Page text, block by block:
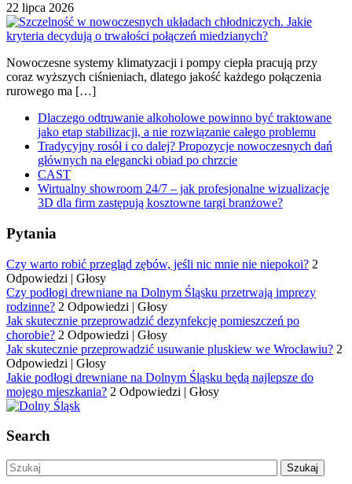
22 lipca 2026
Nowoczesne systemy klimatyzacji i pompy ciepła pracują przy
coraz wyższych ciśnieniach, dlatego jakość każdego połączenia
rurowego ma […]
Dlaczego odtruwanie alkoholowe powinno być traktowane
jako etap stabilizacji, a nie rozwiązanie całego problemu
Tradycyjny rosół i co dalej? Propozycje nowoczesnych dań
głównych na elegancki obiad po chrzcie
CAST
Wirtualny showroom 24/7 – jak profesjonalne wizualizacje
3D dla firm zastępują kosztowne targi branżowe?
Pytania
Czy warto robić przegląd zębów, jeśli nic mnie nie niepokoi? 2
Odpowiedzi | Głosy
Czy podłogi drewniane na Dolnym Śląsku przetrwają imprezy
rodzinne? 2 Odpowiedzi | Głosy
Jak skutecznie przeprowadzić dezynfekcję pomieszczeń po
chorobie? 2 Odpowiedzi | Głosy
Jak skutecznie przeprowadzić usuwanie pluskiew we Wrocławiu? 2
Odpowiedzi | Głosy
Jakie podłogi drewniane na Dolnym Śląsku będą najlepsze do
mojego mieszkania? 2 Odpowiedzi | Głosy
Search